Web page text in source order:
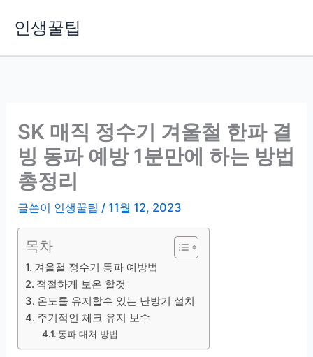
인생꿀팁
SK 매직 정수기 겨울철 한파 결
빙 동파 예방 1분만에 하는 방법
총정리
글쓴이 인생꿀팁 / 11월 12, 2023
목차
겨울철 정수기 동파 예방법
적절하게 보온 할것
온도를 유지할수 있는 난방기 설치
주기적인 체크 유지 보수
동파 대처 방법